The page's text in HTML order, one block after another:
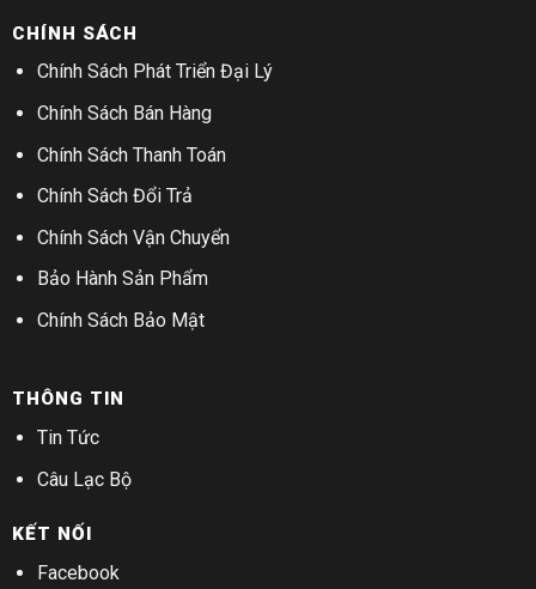
CHÍNH SÁCH
Chính Sách Phát Triển Đại Lý
Chính Sách Bán Hàng
Chính Sách Thanh Toán
Chính Sách Đổi Trả
Chính Sách Vận Chuyển
Bảo Hành Sản Phẩm
Chính Sách Bảo Mật
THÔNG TIN
Tin Tức
Câu Lạc Bộ
KẾT NỐI
Facebook